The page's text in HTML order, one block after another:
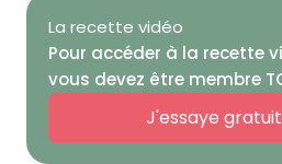
La recette vidéo
Pour accéder à la recette
vous devez être membre
J'essaye